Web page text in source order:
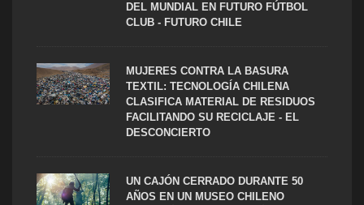
DEL MUNDIAL EN FUTURO FÚTBOL
CLUB - FUTURO CHILE
MUJERES CONTRA LA BASURA
TEXTIL: TECNOLOGÍA CHILENA
CLASIFICA MATERIAL DE RESIDUOS
FACILITANDO SU RECICLAJE - EL
DESCONCIERTO
UN CAJÓN CERRADO DURANTE 50
AÑOS EN UN MUSEO CHILENO